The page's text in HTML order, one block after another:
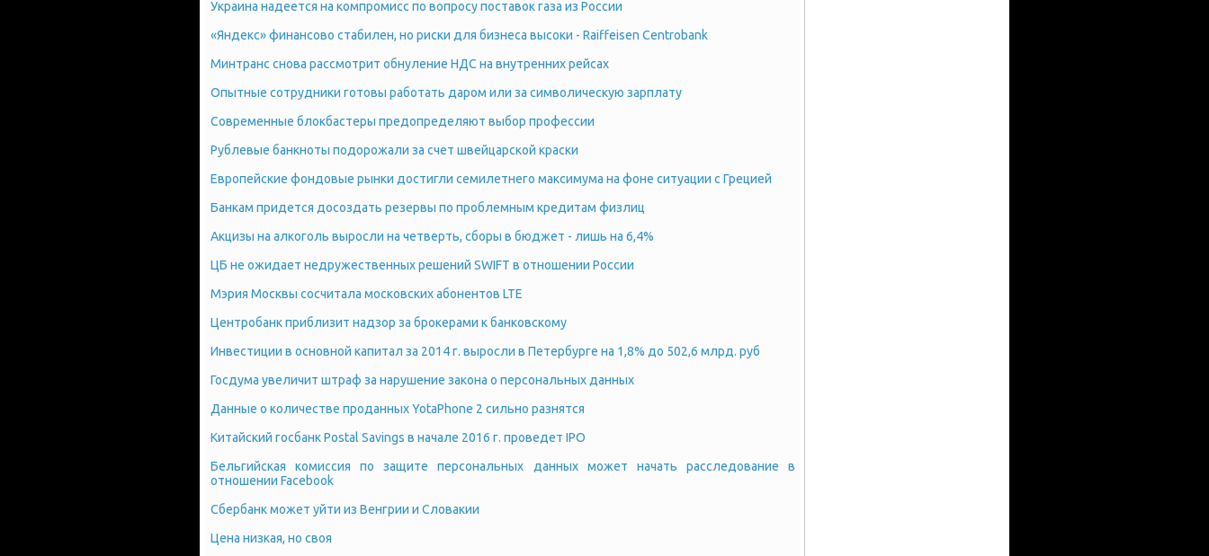
Украина надеется на компромисс по вопросу поставок газа из России
«Яндекс» финансово стабилен, но риски для бизнеса высоки - Raiffeisen Centrobank
Минтранс снова рассмотрит обнуление НДС на внутренних рейсах
Опытные сотрудники готовы работать даром или за символическую зарплату
Современные блокбастеры предопределяют выбор профессии
Рублевые банкноты подорожали за счет швейцарской краски
Европейские фондовые рынки достигли семилетнего максимума на фоне ситуации с Грецией
Банкам придется досоздать резервы по проблемным кредитам физлиц
Акцизы на алкоголь выросли на четверть, сборы в бюджет - лишь на 6,4%
ЦБ не ожидает недружественных решений SWIFT в отношении России
Мэрия Москвы сосчитала московских абонентов LTE
Центробанк приблизит надзор за брокерами к банковскому
Инвестиции в основной капитал за 2014 г. выросли в Петербурге на 1,8% до 502,6 млрд. руб
Госдума увеличит штраф за нарушение закона о персональных данных
Данные о количестве проданных YotaPhone 2 сильно разнятся
Китайский госбанк Postal Savings в начале 2016 г. проведет IPO
Бельгийская комиссия по защите персональных данных может начать расследование в
отношении Facebook
Сбербанк может уйти из Венгрии и Словакии
Цена низкая, но своя